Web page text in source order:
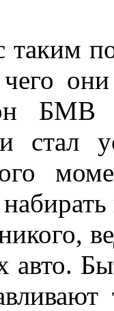
таким
БМВ
стал
авто.